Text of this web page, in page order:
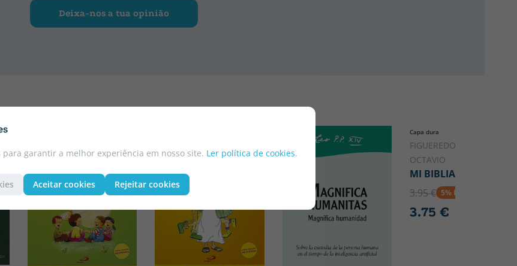
para garantir a melhor experiência em nosso site. Ler política de cookies.
Aceitar cookies Rejeitar cookies
Deixa-nos a tua opinião
Capa dura
FIGUEREDO RUEDA,
OCTAVIO
MI BIBLIA
3.95 € 5% DTO
3.75 €